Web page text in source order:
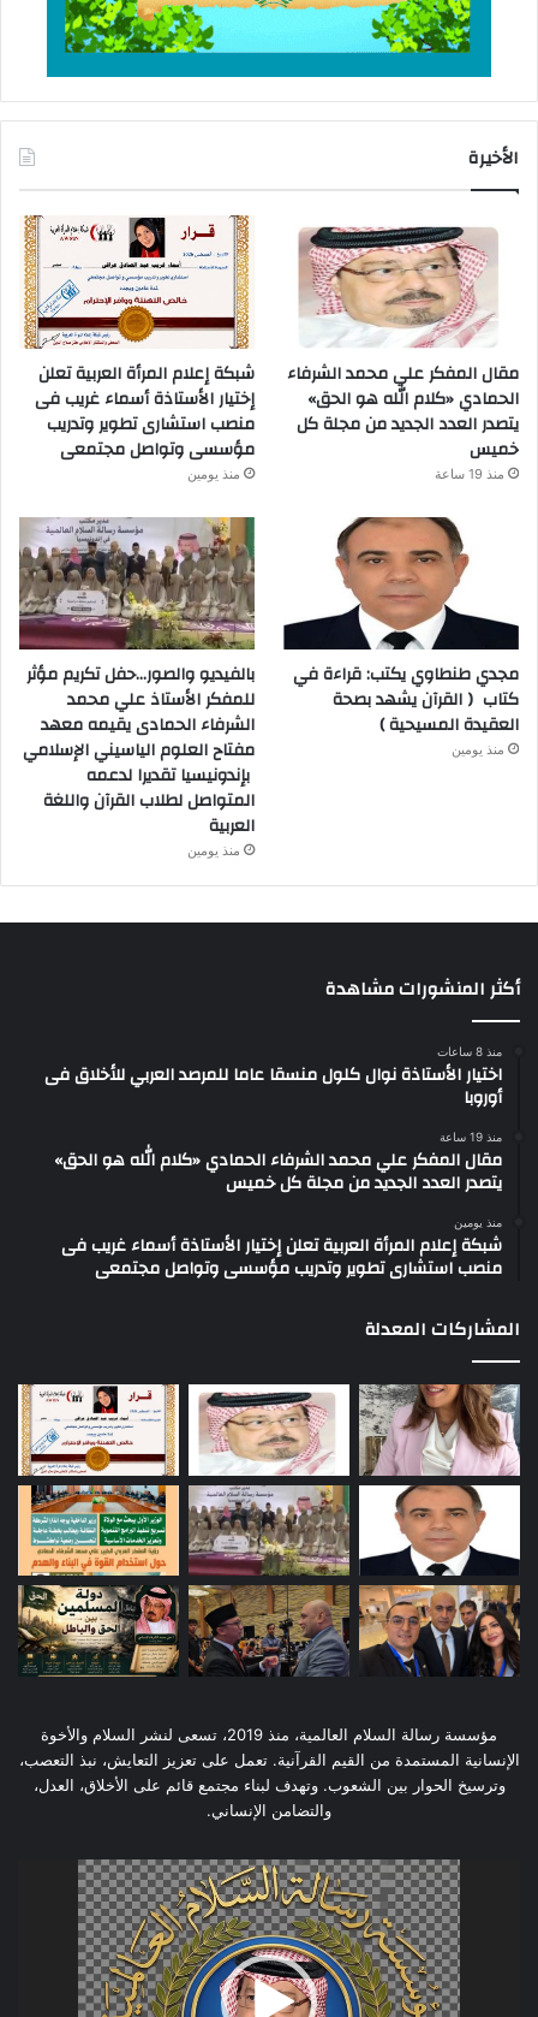
الأخيرة
مقال المفكر علي محمد الشرفاء
الحمادي «كلام الله هو الحق»
يتصدر العدد الجديد من مجلة كل
خميس
منذ 19 ساعة
شبكة إعلام المرأة العربية تعلن
إختيار الأستاذة أسماء غريب فى
منصب استشارى تطوير وتدريب
مؤسسى وتواصل مجتمعى
منذ يومين
مجدي طنطاوي يكتب: قراءة في
كتاب ( القرآن يشهد بصحة
العقيدة المسيحية )
منذ يومين
بالفيديو والصور…حفل تكريم مؤثر
للمفكر الأستاذ علي محمد
الشرفاء الحمادى يقيمه معهد
مفتاح العلوم الياسيني الإسلامي
بإندونيسيا تقديرا لدعمه
المتواصل لطلاب القرآن واللغة
العربية
منذ يومين
أكثر المنشورات مشاهدة
منذ 8 ساعات
اختيار الأستاذة نوال كلول منسقا عاما للمرصد العربي للأخلاق فى
أوروبا
منذ 19 ساعة
مقال المفكر علي محمد الشرفاء الحمادي «كلام الله هو الحق»
يتصدر العدد الجديد من مجلة كل خميس
منذ يومين
شبكة إعلام المرأة العربية تعلن إختيار الأستاذة أسماء غريب فى
منصب استشارى تطوير وتدريب مؤسسى وتواصل مجتمعى
المشاركات المعدلة
مؤسسة رسالة السلام العالمية، منذ 2019، تسعى لنشر السلام والأخوة
الإنسانية المستمدة من القيم القرآنية. تعمل على تعزيز التعايش، نبذ التعصب،
وترسيخ الحوار بين الشعوب. وتهدف لبناء مجتمع قائم على الأخلاق، العدل،
والتضامن الإنساني.